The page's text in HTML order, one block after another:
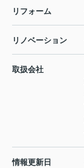
リフォーム
リノベーション
取扱会社
情報更新日